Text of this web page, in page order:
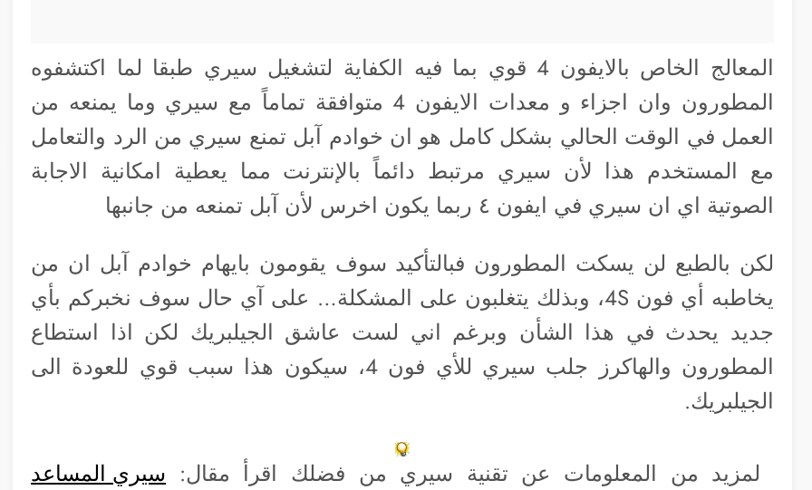
المعالج الخاص بالايفون 4 قوي بما فيه الكفاية لتشغيل سيري طبقا لما اكتشفوه
المطورون وان اجزاء و معدات الايفون 4 متوافقة تماماً مع سيري وما يمنعه من
العمل في الوقت الحالي بشكل كامل هو ان خوادم آبل تمنع سيري من الرد والتعامل
مع المستخدم هذا لأن سيري مرتبط دائماً بالإنترنت مما يعطية امكانية الاجابة
الصوتية اي ان سيري في ايفون ٤ ربما يكون اخرس لأن آبل تمنعه من جانبها
لكن بالطبع لن يسكت المطورون فبالتأكيد سوف يقومون بايهام خوادم آبل ان من
يخاطبه أي فون 4S، وبذلك يتغلبون على المشكلة… على آي حال سوف نخبركم بأي
جديد يحدث في هذا الشأن وبرغم اني لست عاشق الجيلبريك لكن اذا استطاع
المطورون والهاكرز جلب سيري للأي فون 4، سيكون هذا سبب قوي للعودة الى
الجيلبريك.
لمزيد من المعلومات عن تقنية سيري من فضلك اقرأ مقال: سيري المساعد